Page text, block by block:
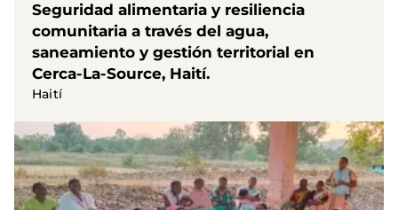
Seguridad alimentaria y resiliencia
comunitaria a través del agua,
saneamiento y gestión territorial en
Cerca-La-Source, Haití.
Haití